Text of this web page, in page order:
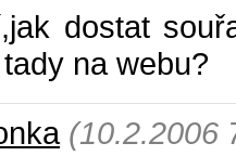
dostat
na webu?
(10.2.2006